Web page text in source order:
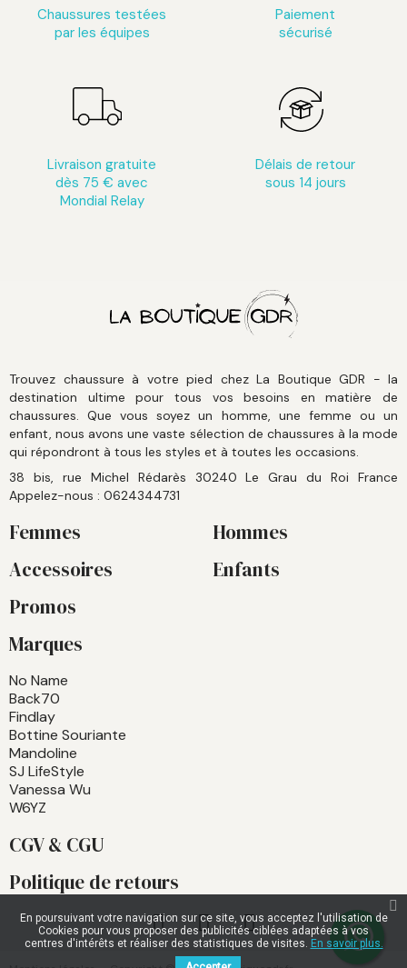
Chaussures testées
par les équipes
Paiement
sécurisé
Livraison gratuite
dès 75 € avec
Mondial Relay
Délais de retour
sous 14 jours
Trouvez chaussure à votre pied chez La Boutique GDR - la
destination ultime pour tous vos besoins en matière de
chaussures. Que vous soyez un homme, une femme ou un
enfant, nous avons une vaste sélection de chaussures à la mode
qui répondront à tous les styles et à toutes les occasions.
38 bis, rue Michel Rédarès 30240 Le Grau du Roi France
Appelez-nous : 0624344731
Femmes
Accessoires
Promos
Hommes
Enfants
Marques
No Name
Back70
Findlay
Bottine Souriante
Mandoline
SJ LifeStyle
Vanessa Wu
W6YZ
CGV & CGU
Politique de retours
En poursuivant votre navigation sur ce site, vous acceptez l'utilisation de
Cookies pour vous proposer des publicités ciblées adaptées à vos
centres d'intérêts et réaliser des statistiques de visites. En savoir plus.